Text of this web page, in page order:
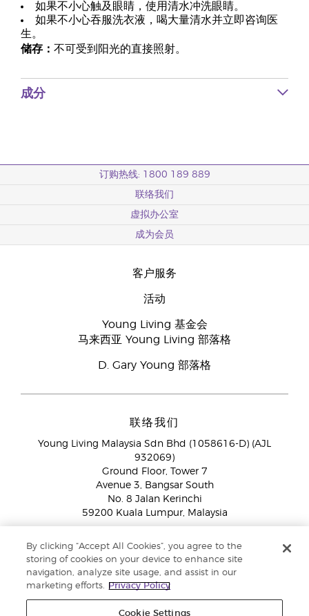
如果不小心触及眼睛，使用清水冲洗眼睛。
如果不小心吞服洗衣液，喝大量清水并立即咨询医
生。
储存： 不可受到阳光的直接照射。
成分
订购热线: 1800 189 889
联络我们
虚拟办公室
成为会员
客户服务
活动
Young Living 基金会
马来西亚 Young Living 部落格
D. Gary Young 部落格
联络我们
Young Living Malaysia Sdn Bhd (1058616-D) (AJL
932069)
Ground Floor, Tower 7
Avenue 3, Bangsar South
No. 8 Jalan Kerinchi
59200 Kuala Lumpur, Malaysia
免付费专线：1800 189 889
WhatsApp对话: +60 15 4600 0691
By clicking “Accept All Cookies”, you agree to the
storing of cookies on your device to enhance site
navigation, analyze site usage, and assist in our
marketing efforts.
Privacy Policy
Cookie Settings